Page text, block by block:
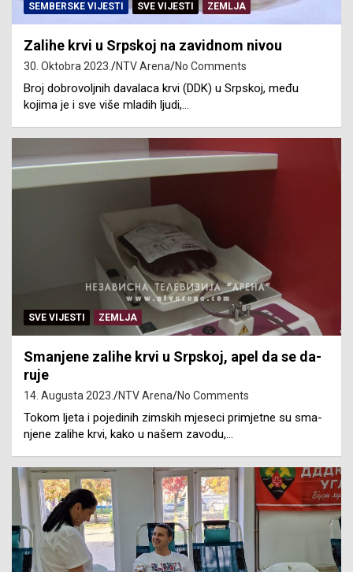
SEMBERSKE VIJESTI SVE VIJESTI ZEMLJA
Zalihe krvi u Srpskoj na zavidnom nivou
30. Oktobra 2023. NTV Arena No Comments
Broj dobrovoljnih davalaca krvi (DDK) u Srpskoj, među
kojima je i sve više mladih ljudi,…
SVE VIJESTI ZEMLJA
Sma­nje­ne za­li­he krvi u Srpskoj, apel da se da­
ru­je
14. Augusta 2023. NTV Arena No Comments
To­kom lje­ta i po­je­di­nih zim­skih mje­se­ci pri­mje­tne su sma­
nje­ne za­li­he krvi, ka­ko u na­šem za­vo­du,…